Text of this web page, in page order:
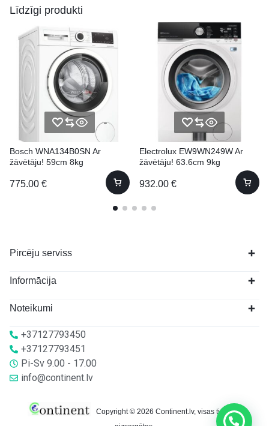
Līdzīgi produkti
Bosch WNA134B0SN Ar
žāvētāju! 59cm 8kg
775.00 €
Electrolux EW9WN249W Ar
žāvētāju! 63.6cm 9kg
932.00 €
Pircēju serviss
Informācija
Noteikumi
+37127793450
+37127793451
Pi-Sv 9.00 - 17.00
info@continent.lv
Copyright © 2026 Continent.lv, visas tiesības